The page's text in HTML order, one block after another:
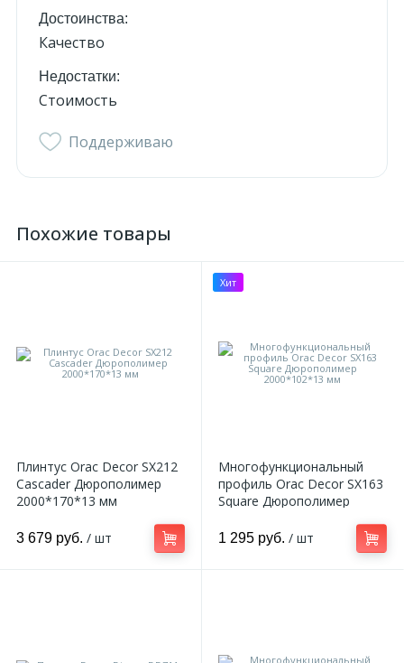
Достоинства:
Качество
Недостатки:
Стоимость
Поддерживаю
Похожие товары
Плинтус Orac Decor SX212
Cascader Дюрополимер
2000*170*13 мм
3 679 руб. / шт
Хит
Многофункциональный
профиль Orac Decor SX163
Square Дюрополимер
1 295 руб. / шт